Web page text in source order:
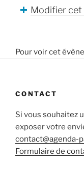
Modifier cet
Pour voir cet
CONTACT
Si vous souhaitez
exposer votre
contact@agenda-
Formulaire de